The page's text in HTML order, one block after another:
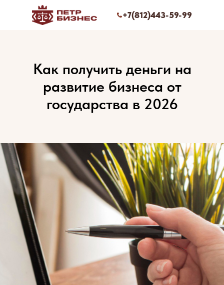
+7(812)443-59-99
Как получить деньги на
развитие бизнеса от
государства в 2026